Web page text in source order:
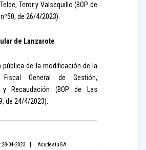
Teror y Valsequillo (BOP de
de 26/4/2023).
de Lanzarote
pública de la modificación de la
Fiscal General de Gestión,
y Recaudación (BOP de Las
de 24/4/2023).
28-04-2023 AcudeatuGA